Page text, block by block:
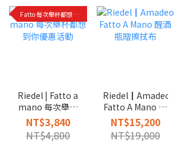
Fatto 每次舉杯都想到你優惠活動
Riedel | Fatto a
mano 每次舉杯
都想到你優惠活
動
NT$3,840
NT$4,800
Riedel┃Amadeo
Fatto A Mano 醒
酒瓶贈擦拭布
NT$15,200
NT$19,000